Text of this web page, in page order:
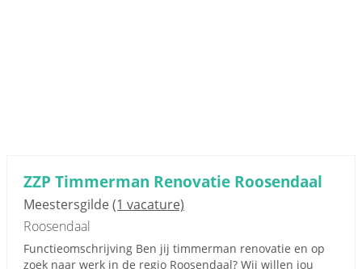
ZZP Timmerman Renovatie Roosendaal
Meestersgilde(1 vacature)
Roosendaal
Functieomschrijving Ben jij timmerman renovatie en op
zoek naar werk in de regio Roosendaal? Wij willen jou